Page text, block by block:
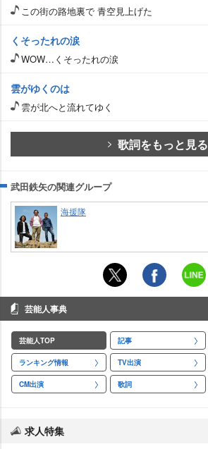
この街の路地裏で 青空見上げた
くそったれの涙
WOW…くそったれの涙
雲がゆくのは
雲が北へと流れてゆく
歌詞をもっと見る
武田鉄矢の関連グループ
海援隊
芸能人事典
芸能人TOP 記事
ランキング情報 TV出演
CM出演 歌詞
求人特集